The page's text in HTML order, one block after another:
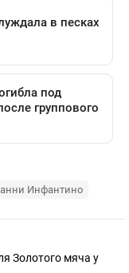
Инфантино
Золотого мяча у